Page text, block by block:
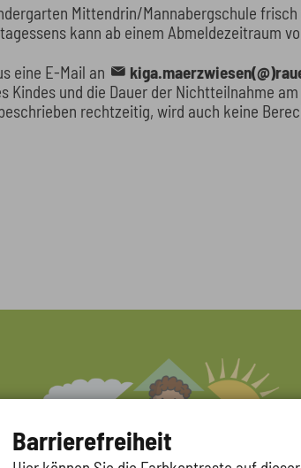
Mittendrin/Mannabergschule
kann ab einem Abmeldezeitraum
eine E-Mail an
Kindes und die Dauer der Nichtteilnahme am
rechtzeitig, wird auch keine
Barrierefreiheit